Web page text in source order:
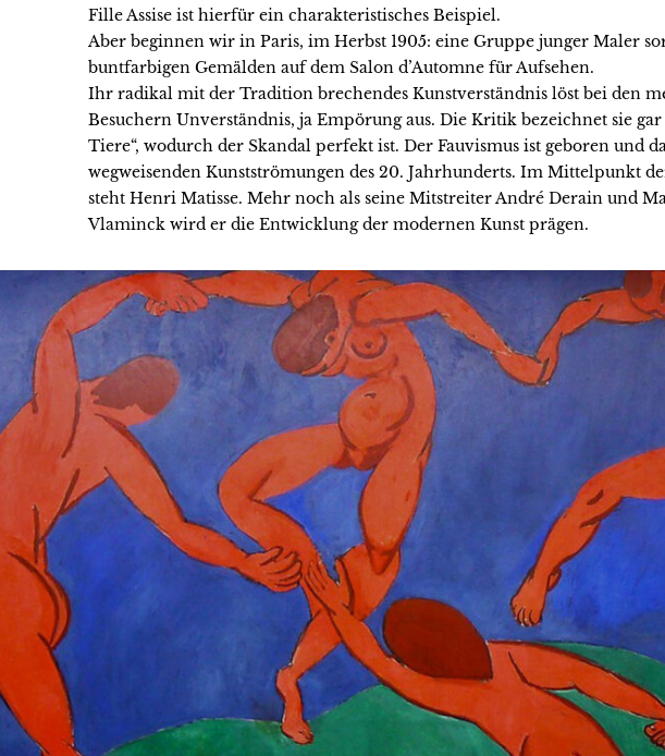
Fille Assise ist hierfür ein charakteristisches Beispiel.
Aber beginnen wir in Paris, im Herbst 1905: eine Gruppe junger Maler
buntfarbigen Gemälden auf dem Salon d’Automne für Aufsehen.
Ihr radikal mit der Tradition brechendes Kunstverständnis löst bei den
Besuchern Unverständnis, ja Empörung aus. Die Kritik bezeichnet sie gar
Tiere“, wodurch der Skandal perfekt ist. Der Fauvismus ist geboren und
wegweisenden Kunstströmungen des 20. Jahrhunderts. Im Mittelpunkt
steht Henri Matisse. Mehr noch als seine Mitstreiter André Derain und
Vlaminck wird er die Entwicklung der modernen Kunst prägen.